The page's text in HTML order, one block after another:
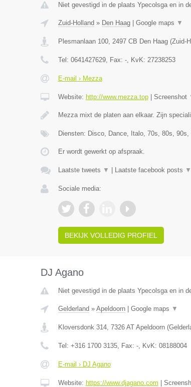
Niet gevestigd in de plaats Ypecolsga en in
Zuid-Holland » Den Haag| Google maps ▼
Plesmanlaan 100, 2497 CB Den Haag(Zuid-
Tel: 0641427629, Fax: -, KvK: 27238253
E-mail › Mezza
Website: http://www.mezza.top| Screenshot
Mezza mixt de platen aan elkaar. Zijn
Diensten: Disco, Dance, Italo, 70s, 80s,
Er wordt gewerkt op afspraak.
Laatste tweets ▼ Laatste facebook posts ▼
Sociale media:
BEKIJK VOLLEDIG PROFIEL
DJ Agano
Niet gevestigd in de plaats Ypecolsga en in
Gelderland » Apeldoorn| Google maps ▼
Kloversdonk 314, 7326 AT Apeldoorn(
Tel: +316 1700 3135, Fax: -, KvK: 08188004
E-mail › DJ Agano
Website: https://www.djagano.com